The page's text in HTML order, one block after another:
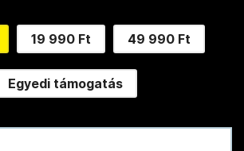
19 990 Ft 49 990 Ft
Egyedi támogatás